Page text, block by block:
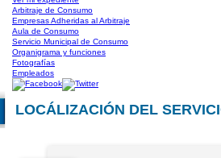
Arbitraje de Consumo
Empresas Adheridas al Arbitraje
Aula de Consumo
Servicio Municipal de Consumo
Organigrama y funciones
Fotografías
Empleados
LOCÁLIZACIÓN DEL